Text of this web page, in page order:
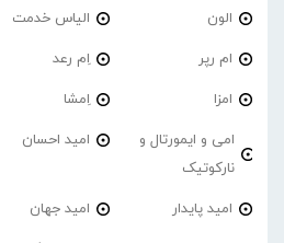
الون الیاس خدمت
ام رپر اِم رعد
امزا اِمشا
امی و ایمورتال و
نارکوتیک
امید احسان
امید پایدار امید جهان